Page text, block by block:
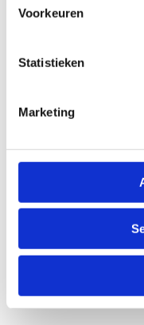
Voorkeuren
Statistieken
Marketing
Er is een fout